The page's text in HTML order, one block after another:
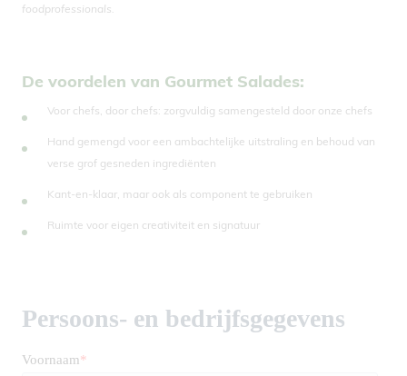
foodprofessionals.
De voordelen van Gourmet Salades:
Voor chefs, door chefs: zorgvuldig samengesteld door onze chefs
Hand gemengd voor een ambachtelijke uitstraling en behoud van
verse grof gesneden ingrediënten
Kant-en-klaar, maar ook als component te gebruiken
Ruimte voor eigen creativiteit en signatuur